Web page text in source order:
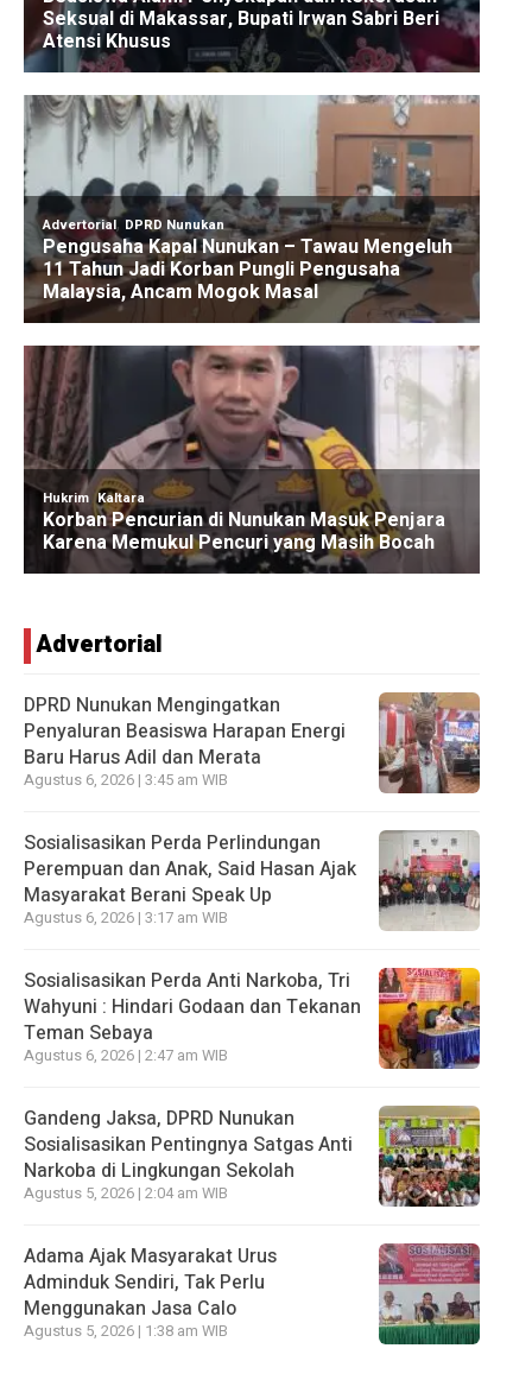
Advertorial
DPRD Nunukan Mengingatkan
Penyaluran Beasiswa Harapan Energi
Baru Harus Adil dan Merata
Agustus 6, 2026 | 3:45 am WIB
Sosialisasikan Perda Perlindungan
Perempuan dan Anak, Said Hasan Ajak
Masyarakat Berani Speak Up
Agustus 6, 2026 | 3:17 am WIB
Sosialisasikan Perda Anti Narkoba, Tri
Wahyuni : Hindari Godaan dan Tekanan
Teman Sebaya
Agustus 6, 2026 | 2:47 am WIB
Gandeng Jaksa, DPRD Nunukan
Sosialisasikan Pentingnya Satgas Anti
Narkoba di Lingkungan Sekolah
Agustus 5, 2026 | 2:04 am WIB
Adama Ajak Masyarakat Urus
Adminduk Sendiri, Tak Perlu
Menggunakan Jasa Calo
Agustus 5, 2026 | 1:38 am WIB